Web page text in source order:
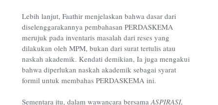
Lebih lanjut, Faathir menjelaskan bahwa dasar dari
diselenggarakannya pembahasan PERDASKEMA
merujuk pada inventaris masalah dari reses yang
dilakukan oleh MPM, bukan dari surat tertulis atau
naskah akademik. Kendati demikian, Ia juga mengakui
bahwa diperlukan naskah akademik sebagai syarat
formil untuk membahas PERDASKEMA ini.
Sementara itu, dalam wawancara bersamaASPIRASI,